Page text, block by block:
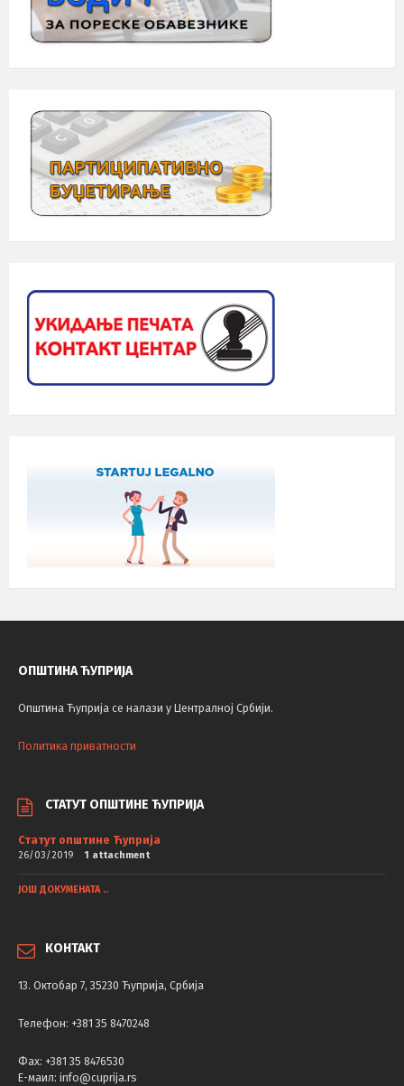
ОПШТИНА ЋУПРИЈА
Општина Ћуприја се налази у Централној Србији.
Политика приватности
СТАТУТ ОПШТИНЕ ЋУПРИЈА
Статут општине Ћуприја
26/03/2019 1 attachment
ЈОШ ДОКУМЕНАТА ..
КОНТАКТ
13. Октобар 7, 35230 Ћуприја, Србија
Телефон: +381 35 8470248
Фаx: +381 35 8476530
Е-маил: info@cuprija.rs